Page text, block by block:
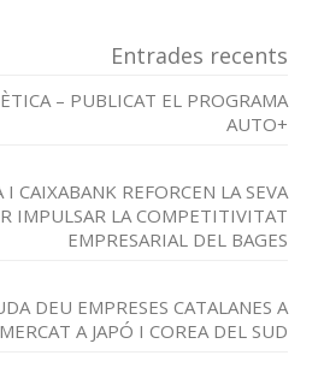
Entrades recents
– PUBLICAT EL PROGRAMA
AUTO+
I CAIXABANK REFORCEN LA SEVA
IMPULSAR LA COMPETITIVITAT
EMPRESARIAL DEL BAGES
DEU EMPRESES CATALANES A
A JAPÓ I COREA DEL SUD